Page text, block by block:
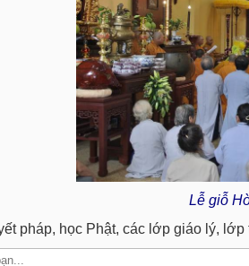
Lễ giỗ
pháp, học Phật, các lớp giáo lý,